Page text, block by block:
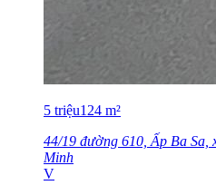
5 triệu124 m²
44/19 đường 610, Ấp Ba
Minh
V